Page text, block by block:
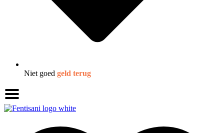
Niet goed geld terug